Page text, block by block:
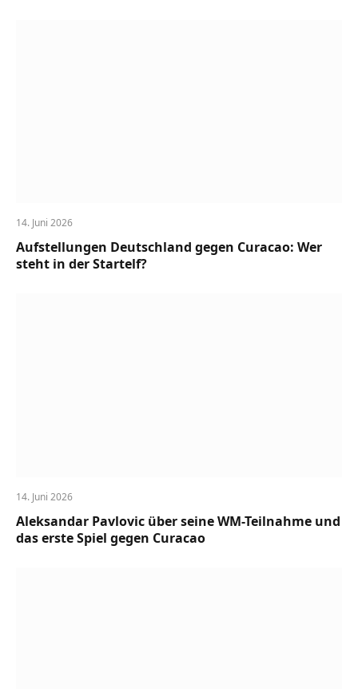
14. Juni 2026
Aufstellungen Deutschland gegen Curacao: Wer
steht in der Startelf?
14. Juni 2026
Aleksandar Pavlovic über seine WM-Teilnahme und
das erste Spiel gegen Curacao